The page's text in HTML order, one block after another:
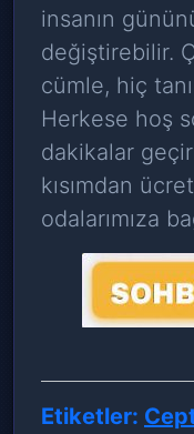
insanın
değiştirebilir.
cümle, hiç
Herkese hoş
dakikalar
kısımdan
odalarımıza
Etiketler: